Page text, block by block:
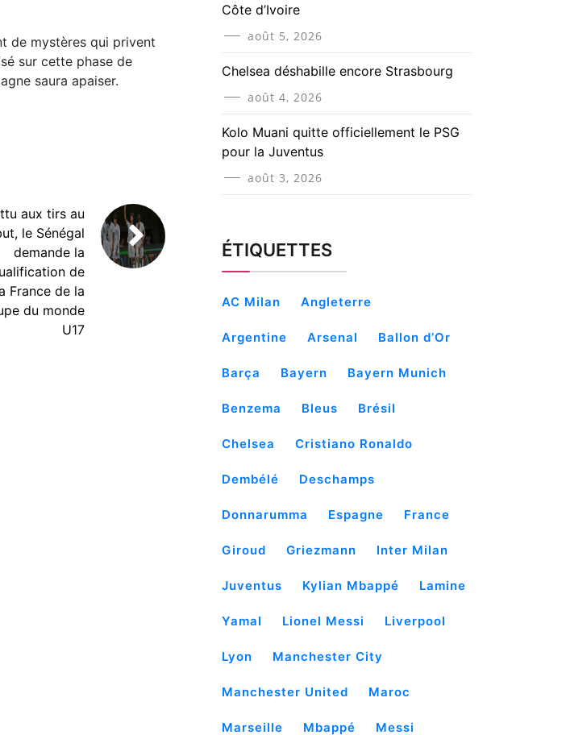
de mystères qui privent
sur cette phase de
saura apaiser.
aux tirs au
le Sénégal
demande la
de
France de la
du monde
U17
Côte d’Ivoire
août 5, 2026
Chelsea déshabille encore Strasbourg
août 4, 2026
Kolo Muani quitte officiellement le PSG
pour la Juventus
août 3, 2026
ÉTIQUETTES
AC Milan Angleterre
Argentine Arsenal Ballon d’Or
Barça Bayern Bayern Munich
Benzema Bleus Brésil
Chelsea Cristiano Ronaldo
Dembélé Deschamps
Donnarumma Espagne France
Giroud Griezmann Inter Milan
Juventus Kylian Mbappé Lamine
Yamal Lionel Messi Liverpool
Lyon Manchester City
Manchester United Maroc
Marseille Mbappé Messi